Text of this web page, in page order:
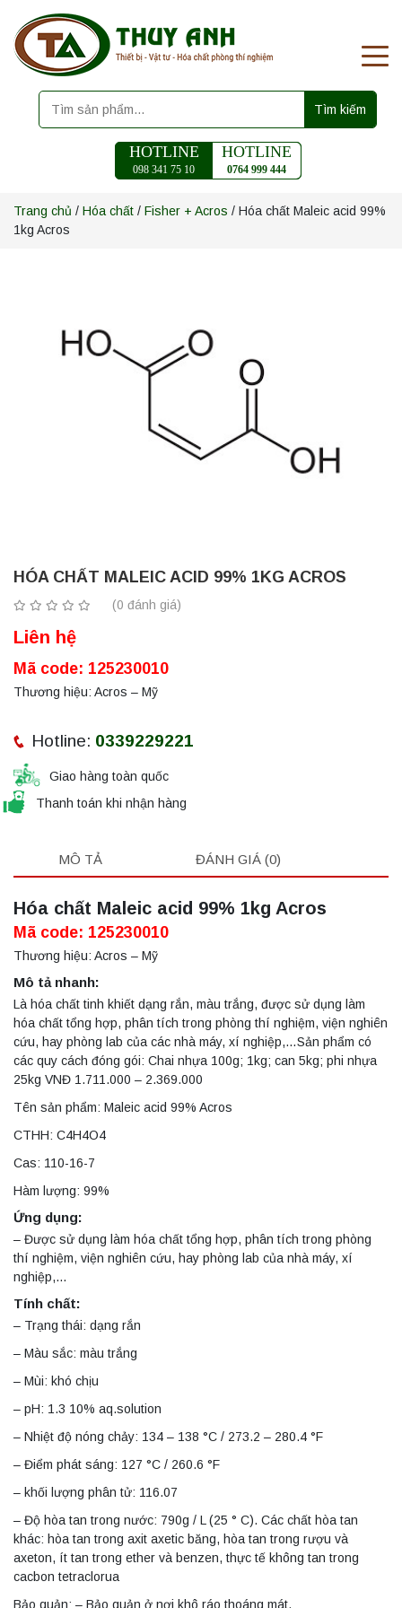
Tìm kiếm
HOTLINE
098 341 75 10
HOTLINE
0764 999 444
Trang chủ / Hóa chất / Fisher + Acros / Hóa chất Maleic acid 99%
1kg Acros
HÓA CHẤT MALEIC ACID 99% 1KG ACROS
(0 đánh giá)
Liên hệ
Mã code: 125230010
Thương hiệu: Acros – Mỹ
Hotline: 0339229221
Giao hàng toàn quốc
Thanh toán khi nhận hàng
MÔ TẢ ĐÁNH GIÁ (0)
Hóa chất Maleic acid 99% 1kg Acros
Mã code: 125230010
Thương hiệu: Acros – Mỹ
Mô tả nhanh:
Là hóa chất tinh khiết dạng rắn, màu trắng, được sử dụng làm
hóa chất tổng hợp, phân tích trong phòng thí nghiệm, viện nghiên
cứu, hay phòng lab của các nhà máy, xí nghiệp,…Sản phẩm có
các quy cách đóng gói: Chai nhựa 100g; 1kg; can 5kg; phi nhựa
25kg VNĐ 1.711.000 – 2.369.000
Tên sản phẩm: Maleic acid 99% Acros
CTHH: C4H4O4
Cas: 110-16-7
Hàm lượng: 99%
Ứng dụng:
– Được sử dụng làm hóa chất tổng hợp, phân tích trong phòng
thí nghiệm, viện nghiên cứu, hay phòng lab của nhà máy, xí
nghiệp,…
Tính chất:
– Trạng thái: dạng rắn
– Màu sắc: màu trắng
– Mùi: khó chịu
– pH: 1.3 10% aq.solution
– Nhiệt độ nóng chảy: 134 – 138 °C / 273.2 – 280.4 °F
– Điểm phát sáng: 127 °C / 260.6 °F
– khối lượng phân tử: 116.07
– Độ hòa tan trong nước: 790g / L (25 ° C). Các chất hòa tan
khác: hòa tan trong axit axetic băng, hòa tan trong rượu và
axeton, ít tan trong ether và benzen, thực tế không tan trong
cacbon tetraclorua
Bảo quản: – Bảo quản ở nơi khô ráo thoáng mát.